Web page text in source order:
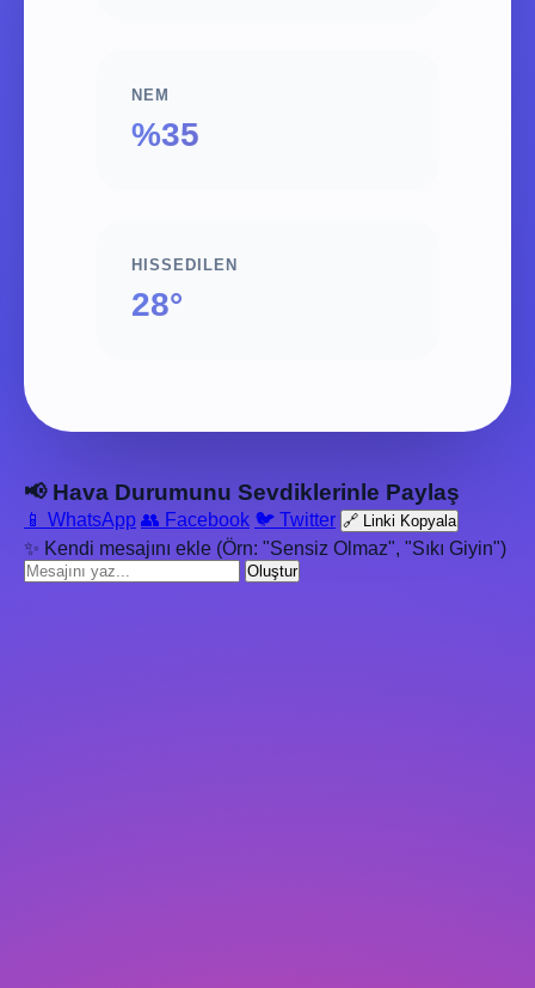
NEM
%35
HISSEDILEN
28°
📢 Hava Durumunu Sevdiklerinle Paylaş
📱 WhatsApp 👥 Facebook 🐦 Twitter 🔗 Linki Kopyala
✨ Kendi mesajını ekle (Örn: "Sensiz Olmaz", "Sıkı Giyin")
Oluştur